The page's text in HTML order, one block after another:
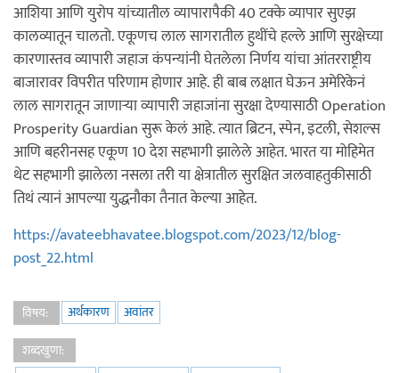
आशिया आणि युरोप यांच्यातील व्यापारापैकी 40 टक्के व्यापार सुएझ
कालव्यातून चालतो. एकूणच लाल सागरातील हुथींचे हल्ले आणि सुरक्षेच्या
कारणास्तव व्यापारी जहाज कंपन्यांनी घेतलेला निर्णय यांचा आंतरराष्ट्रीय
बाजारावर विपरीत परिणाम होणार आहे. ही बाब लक्षात घेऊन अमेरिकेनं
लाल सागरातून जाणाऱ्या व्यापारी जहाजांना सुरक्षा देण्यासाठी Operation
Prosperity Guardian सुरू केलं आहे. त्यात ब्रिटन, स्पेन, इटली, सेशल्स
आणि बहरीनसह एकूण 10 देश सहभागी झालेले आहेत. भारत या मोहिमेत
थेट सहभागी झालेला नसला तरी या क्षेत्रातील सुरक्षित जलवाहतुकीसाठी
तिथं त्यानं आपल्या युद्धनौका तैनात केल्या आहेत.
https://avateebhavatee.blogspot.com/2023/12/blog-
post_22.html
विषय: अर्थकारण
अवांतर
शब्दखुणा: